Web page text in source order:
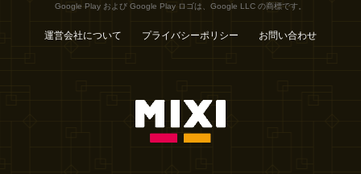
Google Play および Google Play ロゴは、Google LLC の商標です。
運営会社について プライバシーポリシー お問い合わせ